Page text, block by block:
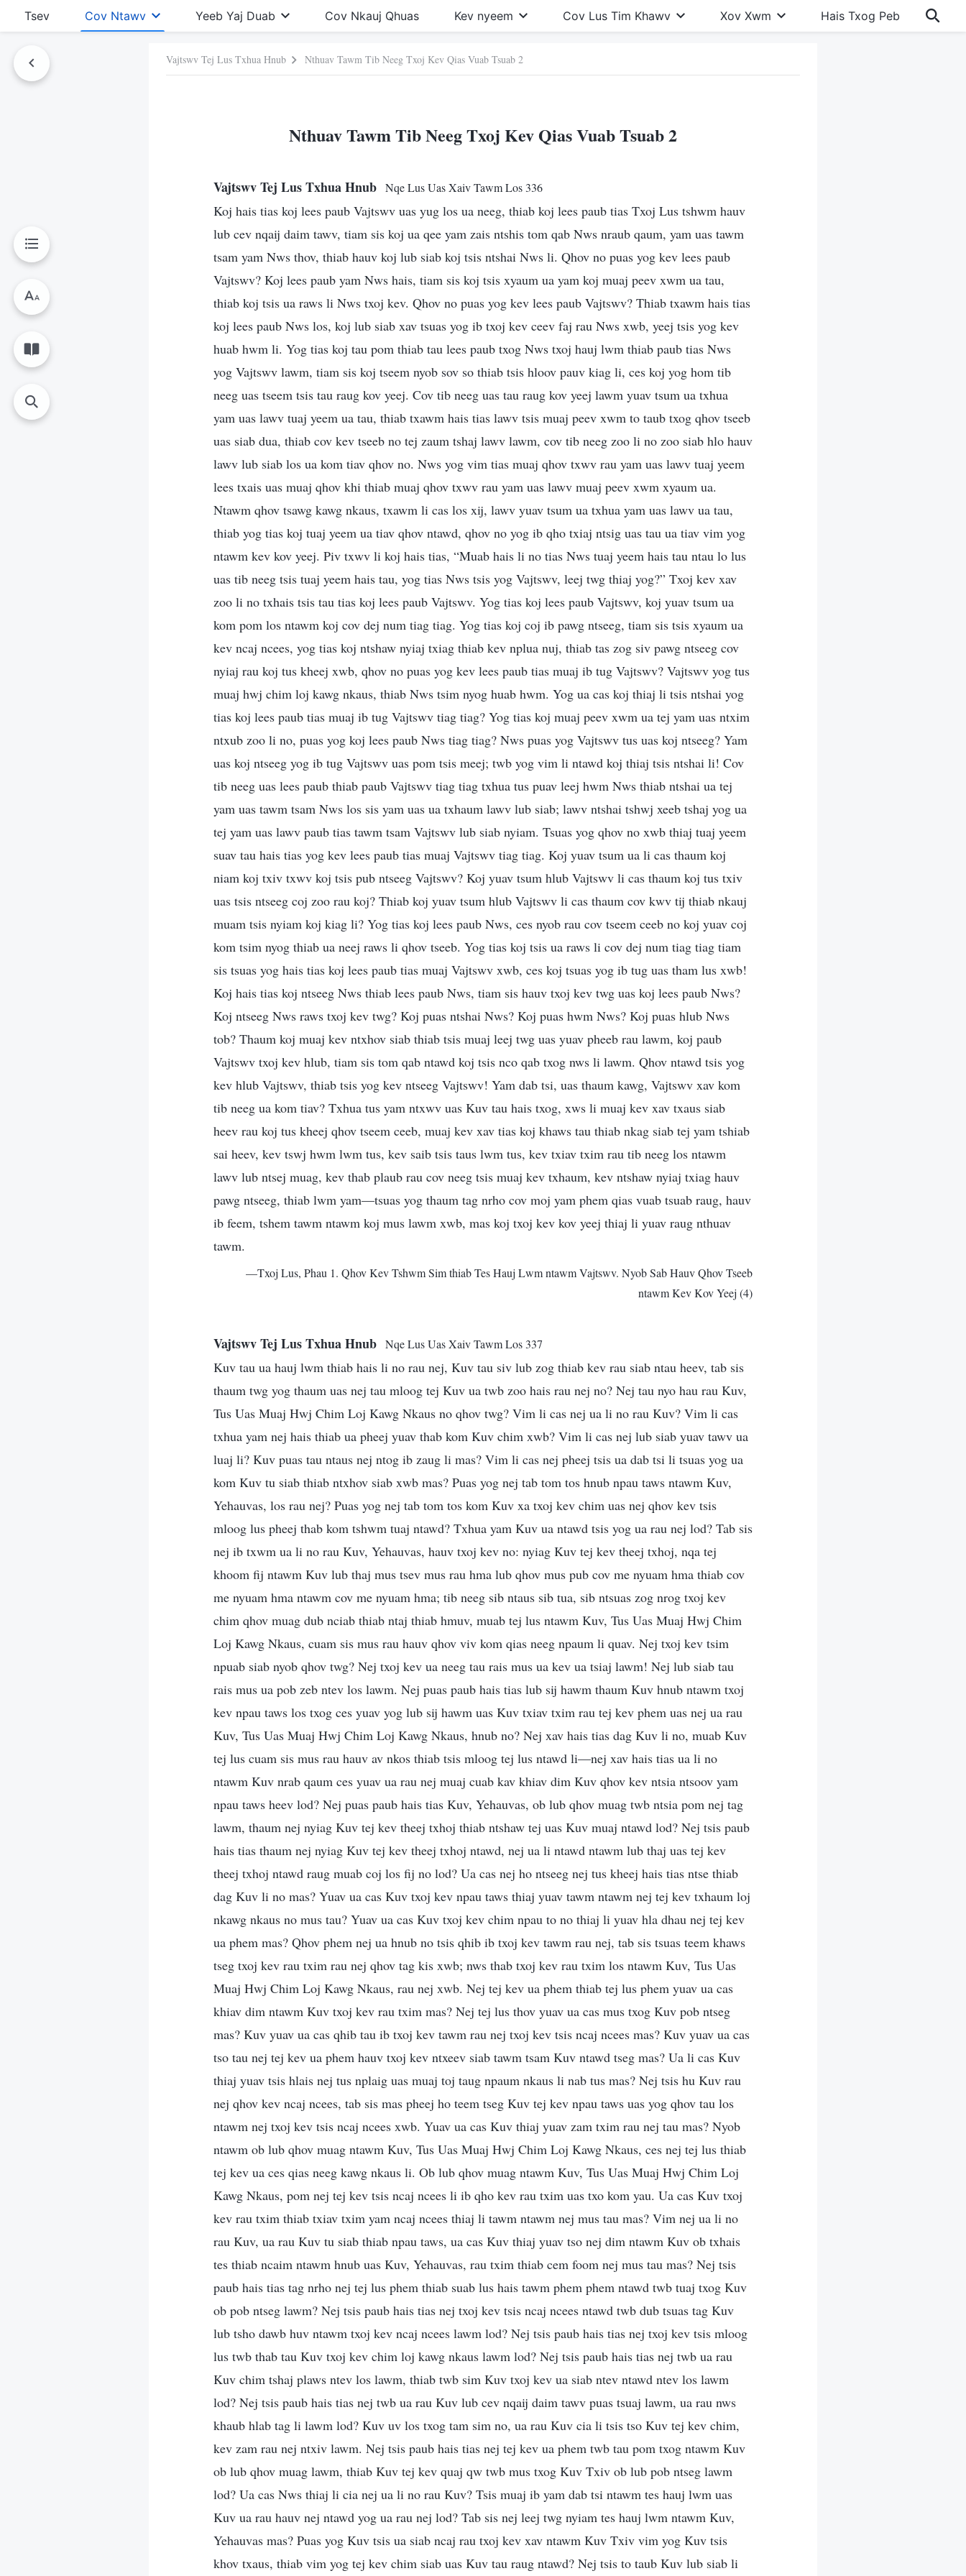
Tsev Cov Ntawv Yeeb Yaj Duab Cov Nkauj Qhuas Kev nyeem Cov Lus Tim Khawv Xov Xwm Hais Txog Peb
Vajtswv Tej Lus Txhua Hnub Nthuav Tawm Tib Neeg Txoj Kev Qias Vuab Tsuab 2
Nthuav Tawm Tib Neeg Txoj Kev Qias Vuab Tsuab 2
Vajtswv Tej Lus Txhua Hnub Nqe Lus Uas Xaiv Tawm Los 336
Koj hais tias koj lees paub Vajtswv uas yug los ua neeg, thiab koj lees paub tias Txoj Lus tshwm hauv
lub cev nqaij daim tawv, tiam sis koj ua qee yam zais ntshis tom qab Nws nraub qaum, yam uas tawm
tsam yam Nws thov, thiab hauv koj lub siab koj tsis ntshai Nws li. Qhov no puas yog kev lees paub
Vajtswv? Koj lees paub yam Nws hais, tiam sis koj tsis xyaum ua yam koj muaj peev xwm ua tau,
thiab koj tsis ua raws li Nws txoj kev. Qhov no puas yog kev lees paub Vajtswv? Thiab txawm hais tias
koj lees paub Nws los, koj lub siab xav tsuas yog ib txoj kev ceev faj rau Nws xwb, yeej tsis yog kev
huab hwm li. Yog tias koj tau pom thiab tau lees paub txog Nws txoj hauj lwm thiab paub tias Nws
yog Vajtswv lawm, tiam sis koj tseem nyob sov so thiab tsis hloov pauv kiag li, ces koj yog hom tib
neeg uas tseem tsis tau raug kov yeej. Cov tib neeg uas tau raug kov yeej lawm yuav tsum ua txhua
yam uas lawv tuaj yeem ua tau, thiab txawm hais tias lawv tsis muaj peev xwm to taub txog qhov tseeb
uas siab dua, thiab cov kev tseeb no tej zaum tshaj lawv lawm, cov tib neeg zoo li no zoo siab hlo hauv
lawv lub siab los ua kom tiav qhov no. Nws yog vim tias muaj qhov txwv rau yam uas lawv tuaj yeem
lees txais uas muaj qhov khi thiab muaj qhov txwv rau yam uas lawv muaj peev xwm xyaum ua.
Ntawm qhov tsawg kawg nkaus, txawm li cas los xij, lawv yuav tsum ua txhua yam uas lawv ua tau,
thiab yog tias koj tuaj yeem ua tiav qhov ntawd, qhov no yog ib qho txiaj ntsig uas tau ua tiav vim yog
ntawm kev kov yeej. Piv txwv li koj hais tias, “Muab hais li no tias Nws tuaj yeem hais tau ntau lo lus
uas tib neeg tsis tuaj yeem hais tau, yog tias Nws tsis yog Vajtswv, leej twg thiaj yog?” Txoj kev xav
zoo li no txhais tsis tau tias koj lees paub Vajtswv. Yog tias koj lees paub Vajtswv, koj yuav tsum ua
kom pom los ntawm koj cov dej num tiag tiag. Yog tias koj coj ib pawg ntseeg, tiam sis tsis xyaum ua
kev ncaj ncees, yog tias koj ntshaw nyiaj txiag thiab kev nplua nuj, thiab tas zog siv pawg ntseeg cov
nyiaj rau koj tus kheej xwb, qhov no puas yog kev lees paub tias muaj ib tug Vajtswv? Vajtswv yog tus
muaj hwj chim loj kawg nkaus, thiab Nws tsim nyog huab hwm. Yog ua cas koj thiaj li tsis ntshai yog
tias koj lees paub tias muaj ib tug Vajtswv tiag tiag? Yog tias koj muaj peev xwm ua tej yam uas ntxim
ntxub zoo li no, puas yog koj lees paub Nws tiag tiag? Nws puas yog Vajtswv tus uas koj ntseeg? Yam
uas koj ntseeg yog ib tug Vajtswv uas pom tsis meej; twb yog vim li ntawd koj thiaj tsis ntshai li! Cov
tib neeg uas lees paub thiab paub Vajtswv tiag tiag txhua tus puav leej hwm Nws thiab ntshai ua tej
yam uas tawm tsam Nws los sis yam uas ua txhaum lawv lub siab; lawv ntshai tshwj xeeb tshaj yog ua
tej yam uas lawv paub tias tawm tsam Vajtswv lub siab nyiam. Tsuas yog qhov no xwb thiaj tuaj yeem
suav tau hais tias yog kev lees paub tias muaj Vajtswv tiag tiag. Koj yuav tsum ua li cas thaum koj
niam koj txiv txwv koj tsis pub ntseeg Vajtswv? Koj yuav tsum hlub Vajtswv li cas thaum koj tus txiv
uas tsis ntseeg coj zoo rau koj? Thiab koj yuav tsum hlub Vajtswv li cas thaum cov kwv tij thiab nkauj
muam tsis nyiam koj kiag li? Yog tias koj lees paub Nws, ces nyob rau cov tseem ceeb no koj yuav coj
kom tsim nyog thiab ua neej raws li qhov tseeb. Yog tias koj tsis ua raws li cov dej num tiag tiag tiam
sis tsuas yog hais tias koj lees paub tias muaj Vajtswv xwb, ces koj tsuas yog ib tug uas tham lus xwb!
Koj hais tias koj ntseeg Nws thiab lees paub Nws, tiam sis hauv txoj kev twg uas koj lees paub Nws?
Koj ntseeg Nws raws txoj kev twg? Koj puas ntshai Nws? Koj puas hwm Nws? Koj puas hlub Nws
tob? Thaum koj muaj kev ntxhov siab thiab tsis muaj leej twg uas yuav pheeb rau lawm, koj paub
Vajtswv txoj kev hlub, tiam sis tom qab ntawd koj tsis nco qab txog nws li lawm. Qhov ntawd tsis yog
kev hlub Vajtswv, thiab tsis yog kev ntseeg Vajtswv! Yam dab tsi, uas thaum kawg, Vajtswv xav kom
tib neeg ua kom tiav? Txhua tus yam ntxwv uas Kuv tau hais txog, xws li muaj kev xav txaus siab
heev rau koj tus kheej qhov tseem ceeb, muaj kev xav tias koj khaws tau thiab nkag siab tej yam tshiab
sai heev, kev tswj hwm lwm tus, kev saib tsis taus lwm tus, kev txiav txim rau tib neeg los ntawm
lawv lub ntsej muag, kev thab plaub rau cov neeg tsis muaj kev txhaum, kev ntshaw nyiaj txiag hauv
pawg ntseeg, thiab lwm yam—tsuas yog thaum tag nrho cov moj yam phem qias vuab tsuab raug, hauv
ib feem, tshem tawm ntawm koj mus lawm xwb, mas koj txoj kev kov yeej thiaj li yuav raug nthuav
tawm.
—Txoj Lus, Phau 1. Qhov Kev Tshwm Sim thiab Tes Hauj Lwm ntawm Vajtswv. Nyob Sab Hauv Qhov Tseeb
ntawm Kev Kov Yeej (4)
Vajtswv Tej Lus Txhua Hnub Nqe Lus Uas Xaiv Tawm Los 337
Kuv tau ua hauj lwm thiab hais li no rau nej, Kuv tau siv lub zog thiab kev rau siab ntau heev, tab sis
thaum twg yog thaum uas nej tau mloog tej Kuv ua twb zoo hais rau nej no? Nej tau nyo hau rau Kuv,
Tus Uas Muaj Hwj Chim Loj Kawg Nkaus no qhov twg? Vim li cas nej ua li no rau Kuv? Vim li cas
txhua yam nej hais thiab ua pheej yuav thab kom Kuv chim xwb? Vim li cas nej lub siab yuav tawv ua
luaj li? Kuv puas tau ntaus nej ntog ib zaug li mas? Vim li cas nej pheej tsis ua dab tsi li tsuas yog ua
kom Kuv tu siab thiab ntxhov siab xwb mas? Puas yog nej tab tom tos hnub npau taws ntawm Kuv,
Yehauvas, los rau nej? Puas yog nej tab tom tos kom Kuv xa txoj kev chim uas nej qhov kev tsis
mloog lus pheej thab kom tshwm tuaj ntawd? Txhua yam Kuv ua ntawd tsis yog ua rau nej lod? Tab sis
nej ib txwm ua li no rau Kuv, Yehauvas, hauv txoj kev no: nyiag Kuv tej kev theej txhoj, nqa tej
khoom fij ntawm Kuv lub thaj mus tsev mus rau hma lub qhov mus pub cov me nyuam hma thiab cov
me nyuam hma ntawm cov me nyuam hma; tib neeg sib ntaus sib tua, sib ntsuas zog nrog txoj kev
chim qhov muag dub nciab thiab ntaj thiab hmuv, muab tej lus ntawm Kuv, Tus Uas Muaj Hwj Chim
Loj Kawg Nkaus, cuam sis mus rau hauv qhov viv kom qias neeg npaum li quav. Nej txoj kev tsim
npuab siab nyob qhov twg? Nej txoj kev ua neeg tau rais mus ua kev ua tsiaj lawm! Nej lub siab tau
rais mus ua pob zeb ntev los lawm. Nej puas paub hais tias lub sij hawm thaum Kuv hnub ntawm txoj
kev npau taws los txog ces yuav yog lub sij hawm uas Kuv txiav txim rau tej kev phem uas nej ua rau
Kuv, Tus Uas Muaj Hwj Chim Loj Kawg Nkaus, hnub no? Nej xav hais tias dag Kuv li no, muab Kuv
tej lus cuam sis mus rau hauv av nkos thiab tsis mloog tej lus ntawd li—nej xav hais tias ua li no
ntawm Kuv nrab qaum ces yuav ua rau nej muaj cuab kav khiav dim Kuv qhov kev ntsia ntsoov yam
npau taws heev lod? Nej puas paub hais tias Kuv, Yehauvas, ob lub qhov muag twb ntsia pom nej tag
lawm, thaum nej nyiag Kuv tej kev theej txhoj thiab ntshaw tej uas Kuv muaj ntawd lod? Nej tsis paub
hais tias thaum nej nyiag Kuv tej kev theej txhoj ntawd, nej ua li ntawd ntawm lub thaj uas tej kev
theej txhoj ntawd raug muab coj los fij no lod? Ua cas nej ho ntseeg nej tus kheej hais tias ntse thiab
dag Kuv li no mas? Yuav ua cas Kuv txoj kev npau taws thiaj yuav tawm ntawm nej tej kev txhaum loj
nkawg nkaus no mus tau? Yuav ua cas Kuv txoj kev chim npau to no thiaj li yuav hla dhau nej tej kev
ua phem mas? Qhov phem nej ua hnub no tsis qhib ib txoj kev tawm rau nej, tab sis tsuas teem khaws
tseg txoj kev rau txim rau nej qhov tag kis xwb; nws thab txoj kev rau txim los ntawm Kuv, Tus Uas
Muaj Hwj Chim Loj Kawg Nkaus, rau nej xwb. Nej tej kev ua phem thiab tej lus phem yuav ua cas
khiav dim ntawm Kuv txoj kev rau txim mas? Nej tej lus thov yuav ua cas mus txog Kuv pob ntseg
mas? Kuv yuav ua cas qhib tau ib txoj kev tawm rau nej txoj kev tsis ncaj ncees mas? Kuv yuav ua cas
tso tau nej tej kev ua phem hauv txoj kev ntxeev siab tawm tsam Kuv ntawd tseg mas? Ua li cas Kuv
thiaj yuav tsis hlais nej tus nplaig uas muaj toj taug npaum nkaus li nab tus mas? Nej tsis hu Kuv rau
nej qhov kev ncaj ncees, tab sis mas pheej ho teem tseg Kuv tej kev npau taws uas yog qhov tau los
ntawm nej txoj kev tsis ncaj ncees xwb. Yuav ua cas Kuv thiaj yuav zam txim rau nej tau mas? Nyob
ntawm ob lub qhov muag ntawm Kuv, Tus Uas Muaj Hwj Chim Loj Kawg Nkaus, ces nej tej lus thiab
tej kev ua ces qias neeg kawg nkaus li. Ob lub qhov muag ntawm Kuv, Tus Uas Muaj Hwj Chim Loj
Kawg Nkaus, pom nej tej kev tsis ncaj ncees li ib qho kev rau txim uas txo kom yau. Ua cas Kuv txoj
kev rau txim thiab txiav txim yam ncaj ncees thiaj li tawm ntawm nej mus tau mas? Vim nej ua li no
rau Kuv, ua rau Kuv tu siab thiab npau taws, ua cas Kuv thiaj yuav tso nej dim ntawm Kuv ob txhais
tes thiab ncaim ntawm hnub uas Kuv, Yehauvas, rau txim thiab cem foom nej mus tau mas? Nej tsis
paub hais tias tag nrho nej tej lus phem thiab suab lus hais tawm phem phem ntawd twb tuaj txog Kuv
ob pob ntseg lawm? Nej tsis paub hais tias nej txoj kev tsis ncaj ncees ntawd twb dub tsuas tag Kuv
lub tsho dawb huv ntawm txoj kev ncaj ncees lawm lod? Nej tsis paub hais tias nej txoj kev tsis mloog
lus twb thab tau Kuv txoj kev chim loj kawg nkaus lawm lod? Nej tsis paub hais tias nej twb ua rau
Kuv chim tshaj plaws ntev los lawm, thiab twb sim Kuv txoj kev ua siab ntev ntawd ntev los lawm
lod? Nej tsis paub hais tias nej twb ua rau Kuv lub cev nqaij daim tawv puas tsuaj lawm, ua rau nws
khaub hlab tag li lawm lod? Kuv uv los txog tam sim no, ua rau Kuv cia li tsis tso Kuv tej kev chim,
kev zam rau nej ntxiv lawm. Nej tsis paub hais tias nej tej kev ua phem twb tau pom txog ntawm Kuv
ob lub qhov muag lawm, thiab Kuv tej kev quaj qw twb mus txog Kuv Txiv ob lub pob ntseg lawm
lod? Ua cas Nws thiaj li cia nej ua li no rau Kuv? Tsis muaj ib yam dab tsi ntawm tes hauj lwm uas
Kuv ua rau hauv nej ntawd yog ua rau nej lod? Tab sis nej leej twg nyiam tes hauj lwm ntawm Kuv,
Yehauvas mas? Puas yog Kuv tsis ua siab ncaj rau txoj kev xav ntawm Kuv Txiv vim yog Kuv tsis
khov txaus, thiab vim yog tej kev chim siab uas Kuv tau raug ntawd? Nej tsis to taub Kuv lub siab li